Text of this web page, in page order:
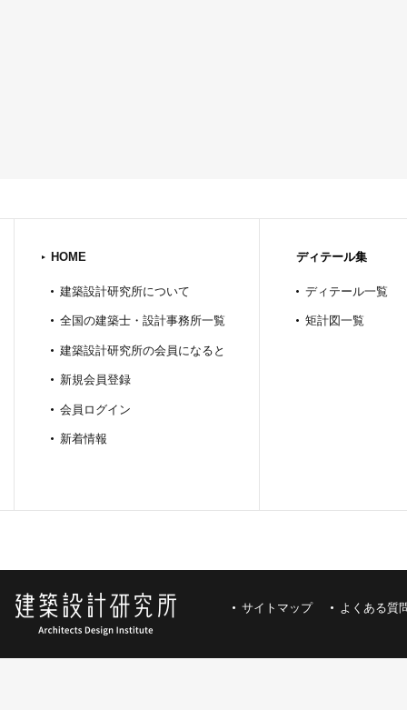
HOME
建築設計研究所について
全国の建築士・設計事務所一覧
建築設計研究所の会員になると
新規会員登録
会員ログイン
新着情報
ディテール集
ディテール一覧
矩計図一覧
サイトマップ よくある質